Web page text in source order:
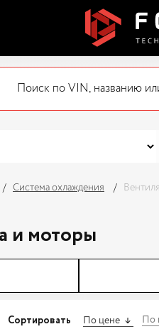
Система охлаждения
и моторы
Сортировать По цене По